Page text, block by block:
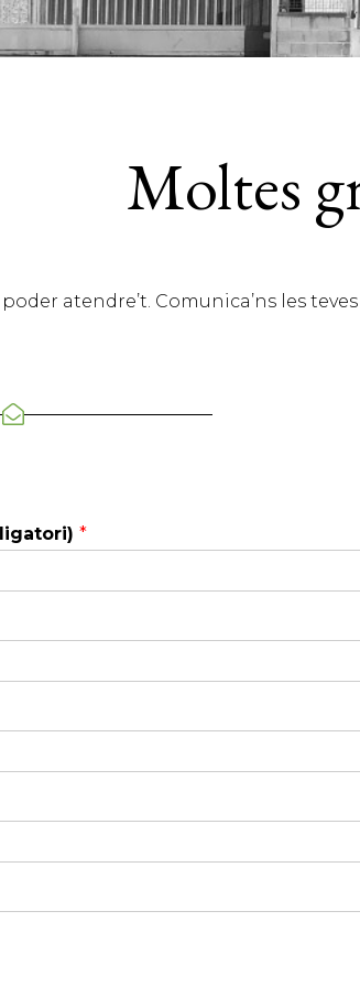
Moltes
atendre’t. Comunica’ns les
*